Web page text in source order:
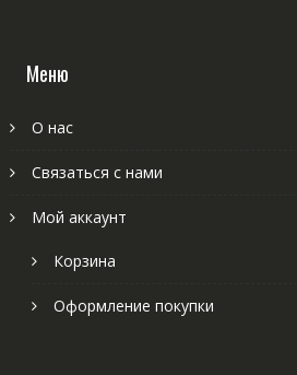
Меню
О нас
Связаться с нами
Мой аккаунт
Корзина
Оформление покупки